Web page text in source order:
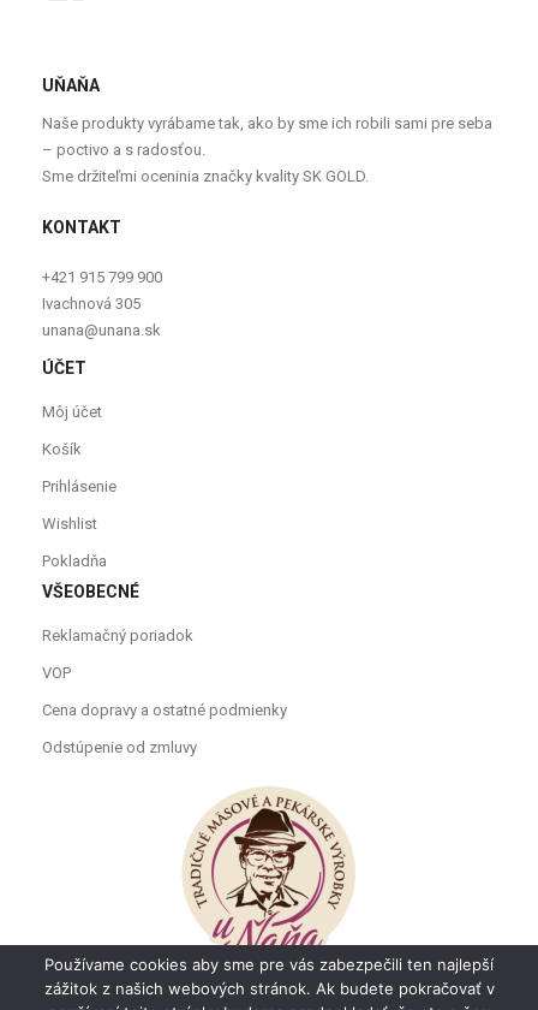
UŇAŇA
Naše produkty vyrábame tak, ako by sme ich robili sami pre seba
– poctivo a s radosťou.
Sme držiteľmi oceninia značky kvality SK GOLD.
KONTAKT
+421 915 799 900
Ivachnová 305
unana@unana.sk
ÚČET
Môj účet
Košík
Prihlásenie
Wishlist
Pokladňa
VŠEOBECNÉ
Reklamačný poriadok
VOP
Cena dopravy a ostatné podmienky
Odstúpenie od zmluvy
Copyright © 2021U ňaňa Všetky práva vyhradené.
Používame cookies aby sme pre vás zabezpečili ten najlepší
zážitok z našich webových stránok. Ak budete pokračovať v